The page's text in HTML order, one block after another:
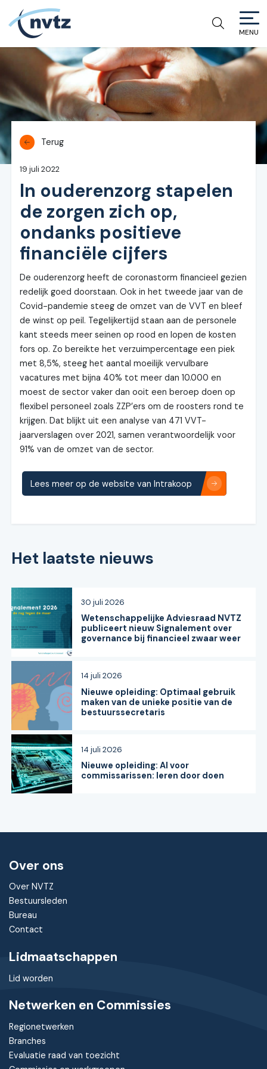
NVTZ
MENU
Terug
19 juli 2022
In ouderenzorg stapelen
de zorgen zich op,
ondanks positieve
financiële cijfers
De ouderenzorg heeft de coronastorm financieel gezien
redelijk goed doorstaan. Ook in het tweede jaar van de
Covid-pandemie steeg de omzet van de VVT en bleef
de winst op peil. Tegelijkertijd staan aan de personele
kant steeds meer seinen op rood en lopen de kosten
fors op. Zo bereikte het verzuimpercentage een piek
met 8,5%, steeg het aantal moeilijk vervulbare
vacatures met bijna 40% tot meer dan 10.000 en
moest de sector vaker dan ooit een beroep doen op
flexibel personeel zoals ZZP’ers om de roosters rond te
krijgen. Dat blijkt uit een analyse van 471 VVT-
jaarverslagen over 2021, samen verantwoordelijk voor
91% van de omzet van de sector.
Lees meer op de website van Intrakoop
Het laatste nieuws
Wetenschappelijke Adviesraad NVTZ
publiceert nieuw Signalement over
governance bij financieel zwaar weer
30 juli 2026
Nieuwe opleiding: Optimaal gebruik
maken van de unieke positie van de
bestuurssecretaris
14 juli 2026
Nieuwe opleiding: AI voor
commissarissen: leren door doen
14 juli 2026
Over ons
Over NVTZ
Bestuursleden
Bureau
Contact
Lidmaatschappen
Lid worden
Netwerken en Commissies
Regionetwerken
Branches
Evaluatie raad van toezicht